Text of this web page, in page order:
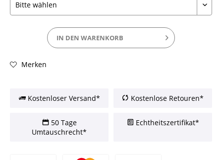
IN DEN WARENKORB
Merken
Kostenloser Versand* Kostenlose Retouren*
50 Tage
Umtauschrecht*
Echtheitszertifikat*